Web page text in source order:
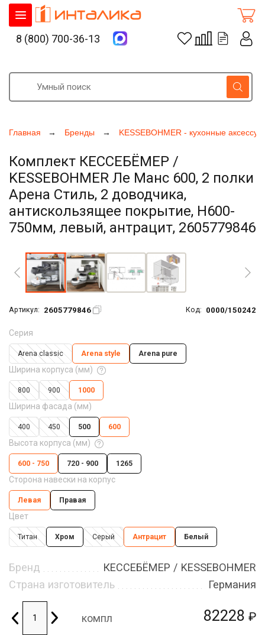
Главная Бренды KESSEBOHMER - кухонные
Комплект КЕССЕБЁМЕР /
KESSEBOHMER Ле Манс 600, 2 полки
Арена Стиль, 2 доводчика,
антискользящее покрытие, H600-
750мм, левый, антрацит, 2605779846
Артикул: 2605779846 Код: 0000/150242
82228 ₽
Серия
Arena classic Arena style Arena pure
Ширина корпуса (мм)
800 900 1000
Ширина фасада (мм)
400 450 500 600
Высота корпуса (мм)
600 - 750 720 - 900 1265
Сторона навески на корпус
Левая Правая
Цвет
Титан Хром Серый Антрацит Белый
Бренд
КЕССЕБЁМЕР / KESSEBOHMER
Страна изготовитель
Германия
компл
8 (800) 700-36-13